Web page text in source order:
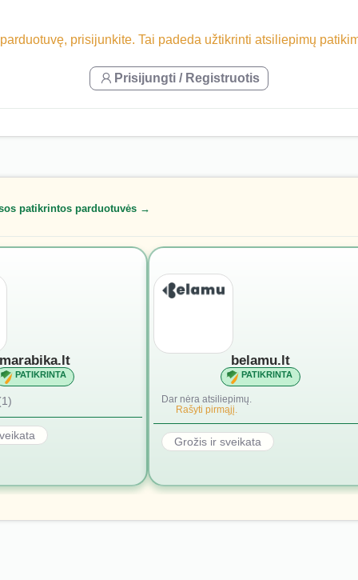
prisijunkite. Tai padeda užtikrinti atsiliepimų
Prisijungti / Registruotis
patikrintos parduotuvės →
PATIKRINTA
belamu.lt
PATIKRINTA
Dar nėra atsiliepimų.
Rašyti pirmąjį.
Grožis ir sveikata